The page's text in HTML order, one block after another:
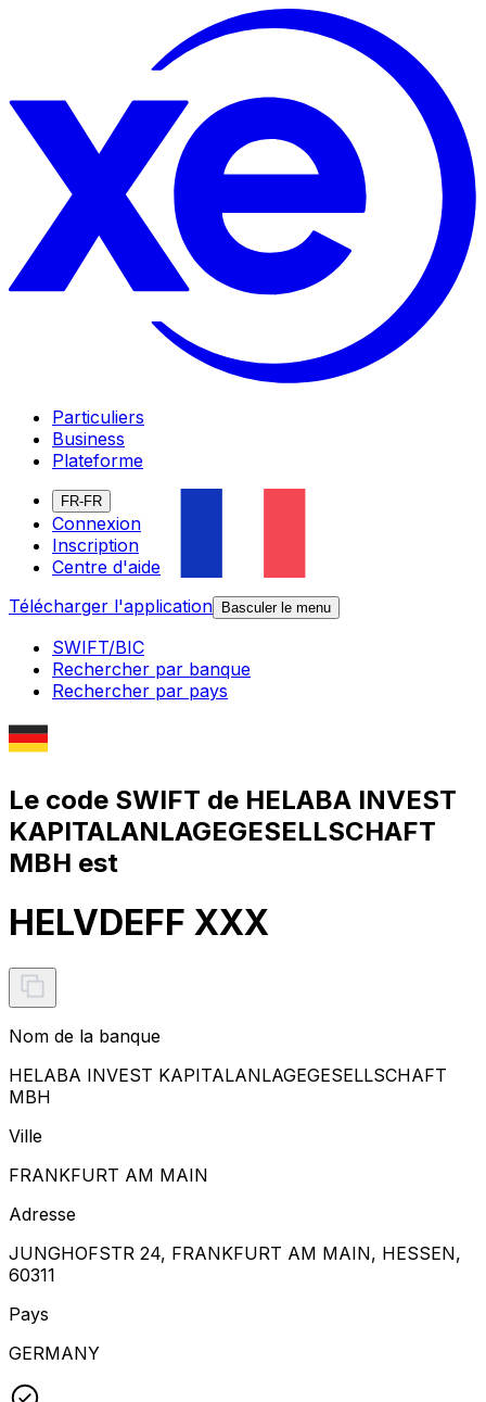
Particuliers
Business
Plateforme
FR-FR
Connexion
Inscription
Centre d'aide
Télécharger l'application
Basculer le menu
SWIFT/BIC
Rechercher par banque
Rechercher par pays
Le code SWIFT de HELABA INVEST
KAPITALANLAGEGESELLSCHAFT
MBH est
HELVDEFF XXX
Nom de la banque
HELABA INVEST KAPITALANLAGEGESELLSCHAFT
MBH
Ville
FRANKFURT AM MAIN
Adresse
JUNGHOFSTR 24, FRANKFURT AM MAIN, HESSEN,
60311
Pays
GERMANY